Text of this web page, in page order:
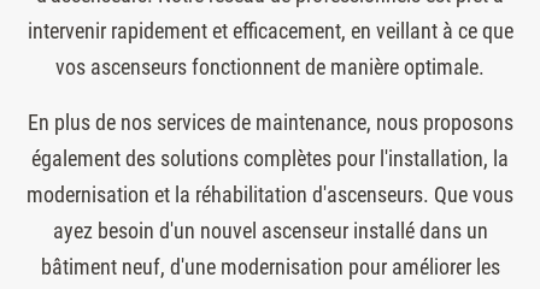
intervenir rapidement et efficacement, en veillant à ce que
vos ascenseurs fonctionnent de manière optimale.
En plus de nos services de maintenance, nous proposons
également des solutions complètes pour l'installation, la
modernisation et la réhabilitation d'ascenseurs. Que vous
ayez besoin d'un nouvel ascenseur installé dans un
bâtiment neuf, d'une modernisation pour améliorer les